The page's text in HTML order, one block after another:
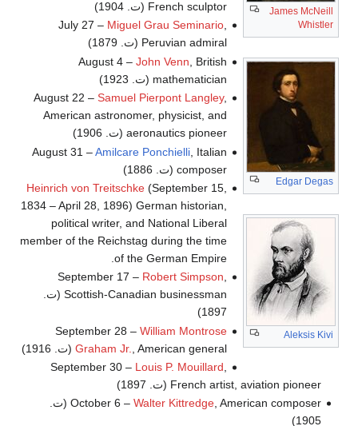
James McNeill
Whistler
Edgar Degas
Aleksis Kivi
French sculptor (ت. 1904)
July 27 – Miguel Grau Seminario,
Peruvian admiral (ت. 1879)
August 4 –John Venn , British
mathematician (ت. 1923)
August 22 –Samuel Pierpont Langley,
American astronomer, physicist, and
aeronautics pioneer (ت. 1906)
August 31 –Amilcare Ponchielli , Italian
composer (ت. 1886)
Heinrich von Treitschke (September 15,
1834 – April 28, 1896) German historian,
political writer, and National Liberal
member of the Reichstag during the time
of the German Empire.
September 17 – Robert Simpson,
Scottish-Canadian businessman (ت.
1897)
September 28 –William Montrose
Graham Jr.
, American general (ت. 1916)
September 30 – Louis P. Mouillard
French artist, aviation pioneer (ت. 1897)
October 6 – Walter Kittredge
, American composer (ت.
1905)